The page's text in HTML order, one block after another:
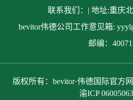
联系我们：| 地址:重庆
bevitor伟德公司工作意见箱:
邮编：
版权所有：bevitor·伟德国际官方
渝ICP